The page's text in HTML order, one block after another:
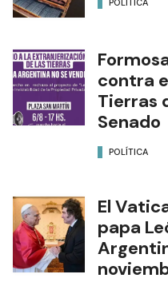
POLÍTICA
contra
Tierras
Senado
POLÍTICA
El
papa